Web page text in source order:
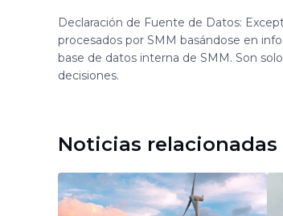
Declaración de Fuente de Datos:
procesados por SMM basándose en
base de datos interna de SMM. Son
decisiones.
Noticias relacionadas